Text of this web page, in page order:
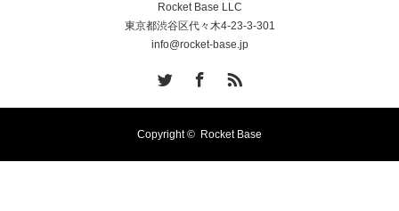
Rocket Base LLC
東京都渋谷区代々木4-23-3-301
info@rocket-base.jp
Copyright © Rocket Base